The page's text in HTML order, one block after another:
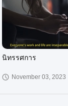
นิทรรศการ
November 03, 2023